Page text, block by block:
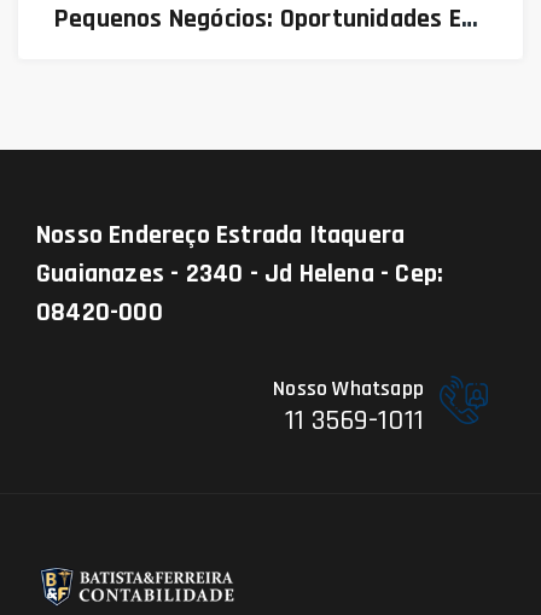
Pequenos Negócios: Oportunidades E
Nosso Endereço Estrada Itaquera
Guaianazes - 2340 - Jd Helena - Cep:
08420-000
Nosso Whatsapp
11 3569-1011